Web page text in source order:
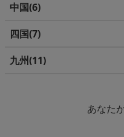
中国 6
四国 7
九州 11
あなた